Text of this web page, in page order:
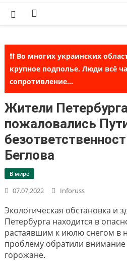
❗❗ Во многих украинских
крупное подполье. Люди всё
сопротивление...
Жители Петербурга
пожаловались
Беглова
В мире
07.07.2022 Inforuss
Экологическая обстановка и
Петербурга находится в
растаявшим к июлю снегом в
проблему обратили
горожане.